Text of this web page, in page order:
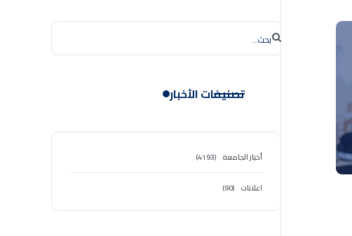
تصنيفات الأخبار
أخبار الجامعة (4193)
اعلانات (90)